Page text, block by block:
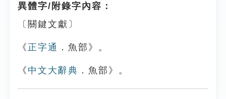
異體字/附錄字內容：
〔關鍵文獻〕
《 正字通 ．魚部》。
《 中文大辭典 ．魚部》。